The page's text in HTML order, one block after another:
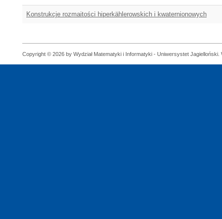
Konstrukcje rozmaitości hiperkählerowskich i kwaternionowych
Copyright © 2026 by Wydział Matematyki i Informatyki - Uniwersystet